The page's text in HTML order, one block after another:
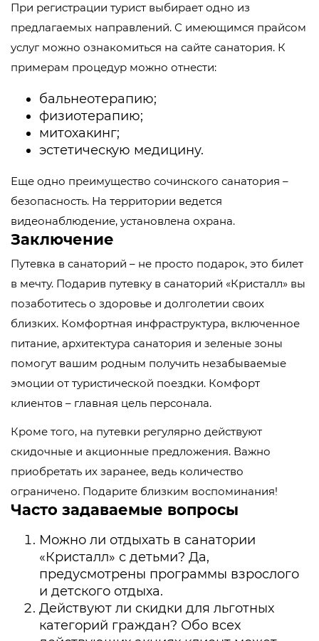
При регистрации турист выбирает одно из
предлагаемых направлений. С имеющимся прайсом
услуг можно ознакомиться на сайте санатория. К
примерам процедур можно отнести:
бальнеотерапию;
физиотерапию;
митохакинг;
эстетическую медицину.
Еще одно преимущество сочинского санатория –
безопасность. На территории ведется
видеонаблюдение, установлена охрана.
Заключение
Путевка в санаторий – не просто подарок, это билет
в мечту. Подарив путевку в санаторий «Кристалл» вы
позаботитесь о здоровье и долголетии своих
близких. Комфортная инфраструктура, включенное
питание, архитектура санатория и зеленые зоны
помогут вашим родным получить незабываемые
эмоции от туристической поездки. Комфорт
клиентов – главная цель персонала.
Кроме того, на путевки регулярно действуют
скидочные и акционные предложения. Важно
приобретать их заранее, ведь количество
ограничено. Подарите близким воспоминания!
Часто задаваемые вопросы
Можно ли отдыхать в санатории
«Кристалл» с детьми? Да,
предусмотрены программы взрослого
и детского отдыха.
Действуют ли скидки для льготных
категорий граждан? Обо всех